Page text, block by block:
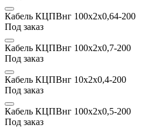
Кабель КЦПВнг 100х2x0,64-200
Под заказ
Кабель КЦПВнг 100х2x0,7-200
Под заказ
Кабель КЦПВнг 10х2x0,4-200
Под заказ
Кабель КЦПВнг 100х2x0,5-200
Под заказ